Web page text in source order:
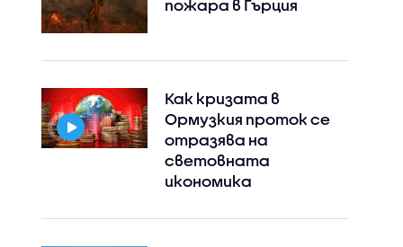
пожара в Гърция
Как кризата в
Ормузкия проток се
отразява на
световната
икономика